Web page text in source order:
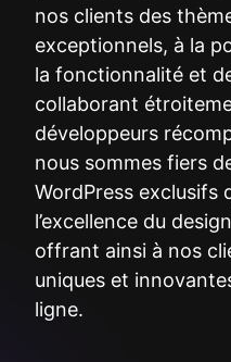
nos clients des
exceptionnels, à la
la fonctionnalité et
collaborant
développeurs
nous sommes fiers
WordPress exclusifs
l’excellence du
offrant ainsi à nos
uniques et
ligne.